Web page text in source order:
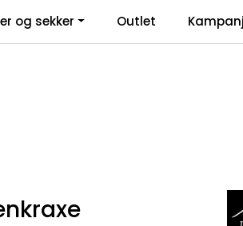
Infosenter Favoritter
og sekker Outlet